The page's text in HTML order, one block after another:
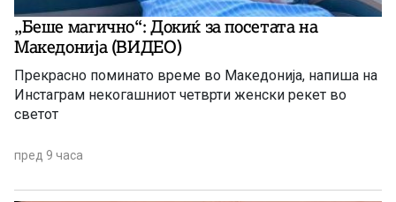
„Беше магично“: Докиќ за посетата на
Македонија (ВИДЕО)
Прекрасно поминато време во Македонија, напиша на
Инстаграм некогашниот четврти женски рекет во
светот
пред 9 часа